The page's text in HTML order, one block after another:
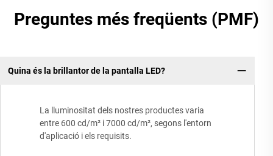
Preguntes més freqüents (PMF)
Quina és la brillantor de la pantalla LED?
La lluminositat dels nostres productes varia
entre 600 cd/m² i 7000 cd/m², segons l'entorn
d'aplicació i els requisits.